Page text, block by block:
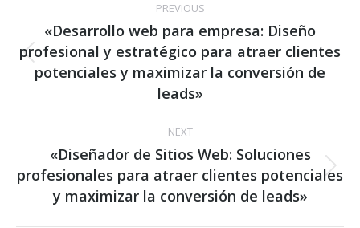
navigation
PREVIOUS
Previous
post:
«Desarrollo web para empresa: Diseño
profesional y estratégico para atraer clientes
potenciales y maximizar la conversión de
leads»
NEXT
Next
post:
«Diseñador de Sitios Web: Soluciones
profesionales para atraer clientes potenciales
y maximizar la conversión de leads»